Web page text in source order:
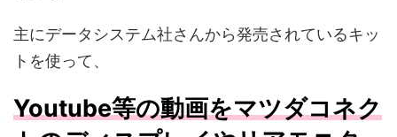
主にデータシステム社さんから発売されているキッ
トを使って、
Youtube等の動画をマツダコネク